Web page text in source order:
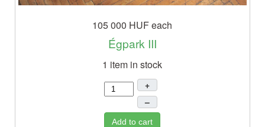
105 000 HUFeach
Égpark III
1 item in stock
+
–
Add to cart